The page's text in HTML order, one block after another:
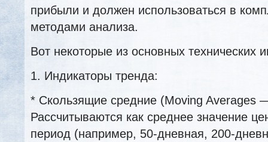
прибыли и должен использоваться в
методами анализа.
Вот некоторые из основных технических
1. Индикаторы тренда:
* Скользящие средние (Moving Averages
Рассчитываются как среднее значение
период (например, 50-дневная, 200-